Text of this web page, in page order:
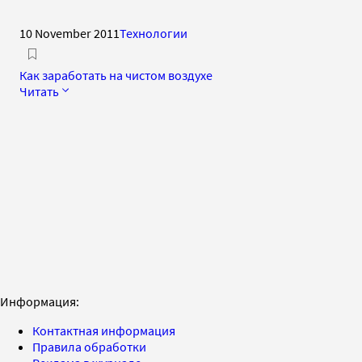
10 November 2011Технологии
Как заработать на чистом воздухе
Читать
Информация:
Контактная информация
Правила обработки